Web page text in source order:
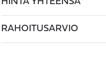
RAHOITUSARVIO